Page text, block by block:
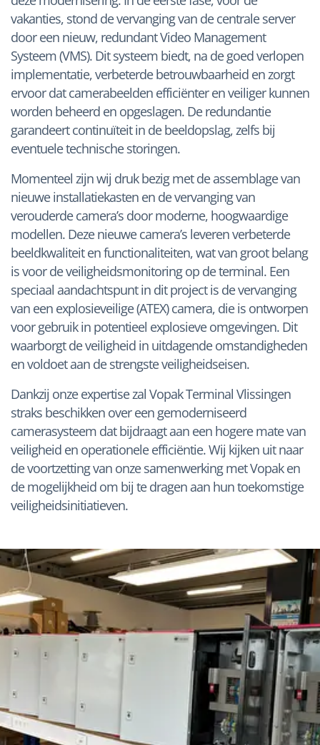
vakanties, stond de vervanging van de centrale server
door een nieuw, redundant Video Management
Systeem (VMS). Dit systeem biedt, na de goed verlopen
implementatie, verbeterde betrouwbaarheid en zorgt
ervoor dat camerabeelden efficiënter en veiliger kunnen
worden beheerd en opgeslagen. De redundantie
garandeert continuïteit in de beeldopslag, zelfs bij
eventuele technische storingen.
Momenteel zijn wij druk bezig met de assemblage van
nieuwe installatiekasten en de vervanging van
verouderde camera’s door moderne, hoogwaardige
modellen. Deze nieuwe camera’s leveren verbeterde
beeldkwaliteit en functionaliteiten, wat van groot belang
is voor de veiligheidsmonitoring op de terminal. Een
speciaal aandachtspunt in dit project is de vervanging
van een explosieveilige (ATEX) camera, die is ontworpen
voor gebruik in potentieel explosieve omgevingen. Dit
waarborgt de veiligheid in uitdagende omstandigheden
en voldoet aan de strengste veiligheidseisen.
Dankzij onze expertise zal Vopak Terminal Vlissingen
straks beschikken over een gemoderniseerd
camerasysteem dat bijdraagt aan een hogere mate van
veiligheid en operationele efficiëntie. Wij kijken uit naar
de voortzetting van onze samenwerking met Vopak en
de mogelijkheid om bij te dragen aan hun toekomstige
veiligheidsinitiatieven.